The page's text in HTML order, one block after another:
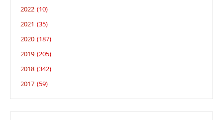
2022 (10)
2021 (35)
2020 (187)
2019 (205)
2018 (342)
2017 (59)